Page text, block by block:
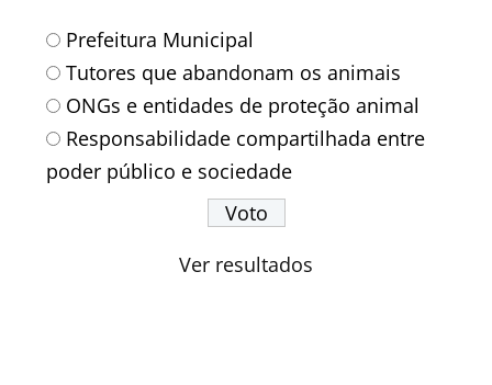
Prefeitura Municipal
Tutores que abandonam os animais
ONGs e entidades de proteção animal
Responsabilidade compartilhada entre
poder público e sociedade
Ver resultados